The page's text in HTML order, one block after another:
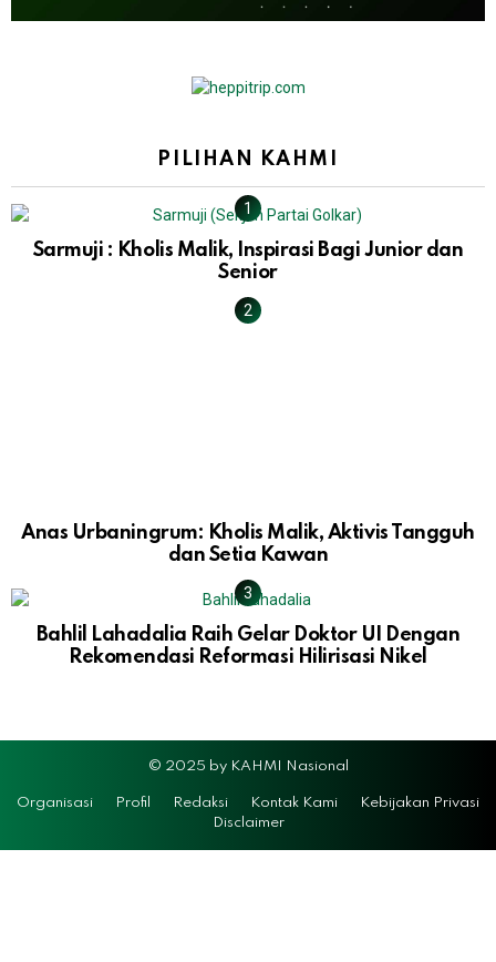
PILIHAN KAHMI
Sarmuji : Kholis Malik, Inspirasi Bagi Junior dan
Senior
Anas Urbaningrum: Kholis Malik, Aktivis Tangguh
dan Setia Kawan
Bahlil Lahadalia Raih Gelar Doktor UI Dengan
Rekomendasi Reformasi Hilirisasi Nikel
© 2025 by KAHMI Nasional
Organisasi Profil Redaksi Kontak Kami
Kebijakan Privasi
Disclaimer